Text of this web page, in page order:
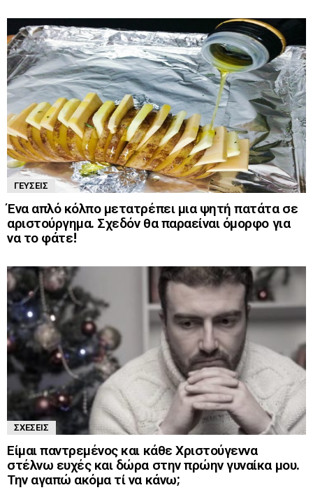
ΓΕΎΣΕΙΣ
Ένα απλό κόλπο μετατρέπει μια ψητή πατάτα σε
αριστούργημα. Σχεδόν θα παραείναι όμορφο για
να το φάτε!
ΣΧΈΣΕΙΣ
Είμαι παντρεμένος και κάθε Χριστούγεννα
στέλνω ευχές και δώρα στην πρώην γυναίκα μου.
Την αγαπώ ακόμα τί να κάνω;